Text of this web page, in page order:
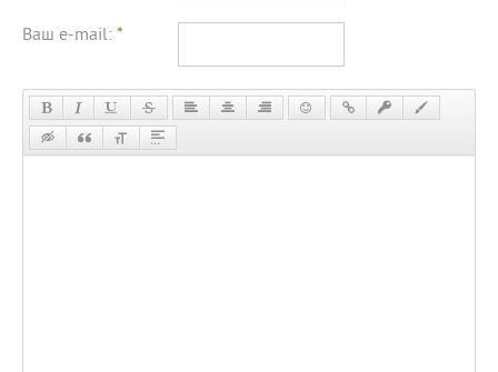
Ваш e-mail: *